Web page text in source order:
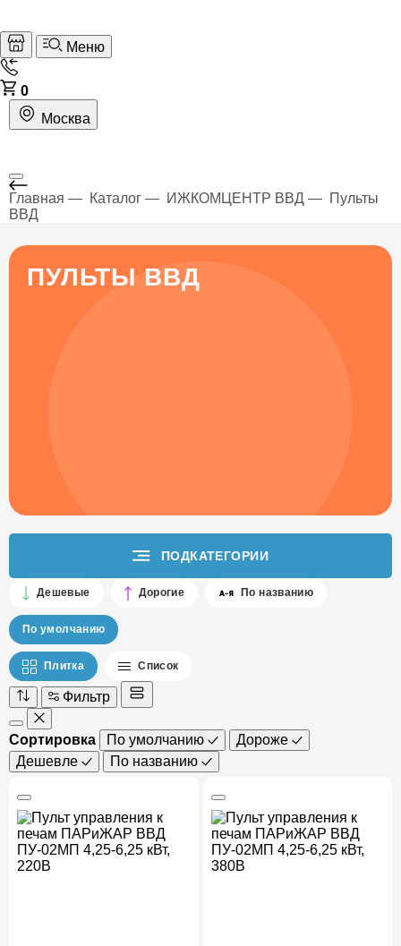
Меню
0
Москва
Главная Каталог ИЖКОМЦЕНТР ВВД
Пульты
ВВД
ПУЛЬТЫ ВВД
ПОДКАТЕГОРИИ
Дешевые Дорогие По названию
По умолчанию
Плитка Список
Фильтр
Сортировка По умолчанию
Дороже
Дешевле
По названию